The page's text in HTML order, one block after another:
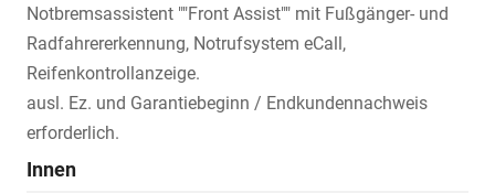
Notbremsassistent ""Front Assist"" mit Fußgänger- und
Radfahrererkennung, Notrufsystem eCall,
Reifenkontrollanzeige.
ausl. Ez. und Garantiebeginn / Endkundennachweis
erforderlich.
Innen